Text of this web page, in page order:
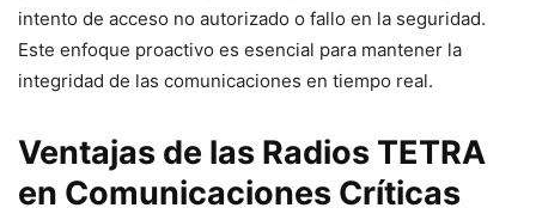
intento de acceso no autorizado o fallo en la seguridad.
Este enfoque proactivo es esencial para mantener la
integridad de las comunicaciones en tiempo real.
Ventajas de las Radios TETRA
en Comunicaciones Críticas